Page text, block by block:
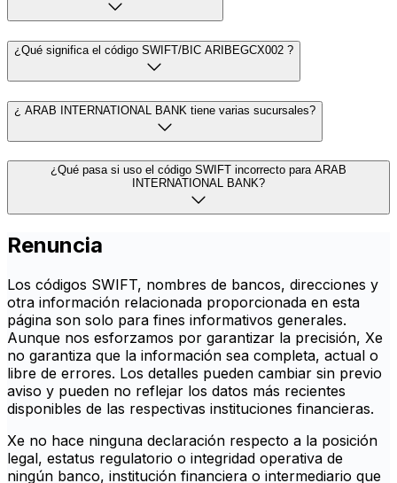
¿Qué significa el código SWIFT/BIC ARIBEGCX002 ?
¿ ARAB INTERNATIONAL BANK tiene varias sucursales?
¿Qué pasa si uso el código SWIFT incorrecto para ARAB
INTERNATIONAL BANK?
Renuncia
Los códigos SWIFT, nombres de bancos, direcciones y
otra información relacionada proporcionada en esta
página son solo para fines informativos generales.
Aunque nos esforzamos por garantizar la precisión, Xe
no garantiza que la información sea completa, actual o
libre de errores. Los detalles pueden cambiar sin previo
aviso y pueden no reflejar los datos más recientes
disponibles de las respectivas instituciones financieras.
Xe no hace ninguna declaración respecto a la posición
legal, estatus regulatorio o integridad operativa de
ningún banco, institución financiera o intermediario que